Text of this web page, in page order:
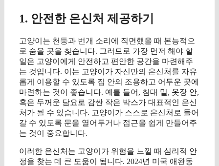
1. 안전한 은신처 제공하기
고양이는 천둥과 번개 소리에 직면했을 때 본능적으
로 숨을 곳을 찾습니다. 그러므로 가장 먼저 해야 할
일은 고양이에게 안전하고 편안한 공간을 마련해주
는 것입니다. 이는 고양이가 자신만의 은신처를 자유
롭게 이용할 수 있도록 집 안의 조용하고 어두운 곳에
마련하는 것이 좋습니다. 예를 들어, 침대 밑, 옷장 안,
혹은 두꺼운 담요로 감싼 작은 박스가 대표적인 은신
처가 될 수 있습니다. 고양이가 스스로 은신처로 들어
갈 수 있도록 문을 열어두거나 접근을 쉽게 만들어주
는 것이 중요합니다.
이러한 은신처는 고양이가 위험을 느낄 때 심리적 안
정을 찾는 데 큰 도움이 됩니다. 2024년 미국 애완동